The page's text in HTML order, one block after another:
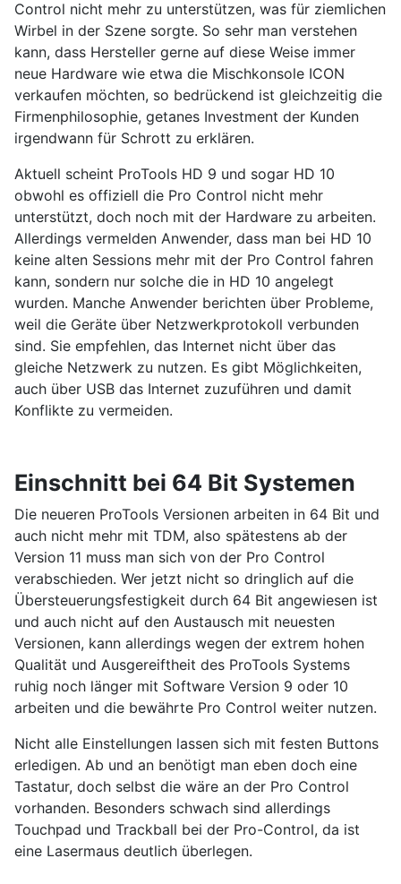
Control nicht mehr zu unterstützen, was für ziemlichen
Wirbel in der Szene sorgte. So sehr man verstehen
kann, dass Hersteller gerne auf diese Weise immer
neue Hardware wie etwa die Mischkonsole ICON
verkaufen möchten, so bedrückend ist gleichzeitig die
Firmenphilosophie, getanes Investment der Kunden
irgendwann für Schrott zu erklären.
Aktuell scheint ProTools HD 9 und sogar HD 10
obwohl es offiziell die Pro Control nicht mehr
unterstützt, doch noch mit der Hardware zu arbeiten.
Allerdings vermelden Anwender, dass man bei HD 10
keine alten Sessions mehr mit der Pro Control fahren
kann, sondern nur solche die in HD 10 angelegt
wurden. Manche Anwender berichten über Probleme,
weil die Geräte über Netzwerkprotokoll verbunden
sind. Sie empfehlen, das Internet nicht über das
gleiche Netzwerk zu nutzen. Es gibt Möglichkeiten,
auch über USB das Internet zuzuführen und damit
Konflikte zu vermeiden.
Einschnitt bei 64 Bit Systemen
Die neueren ProTools Versionen arbeiten in 64 Bit und
auch nicht mehr mit TDM, also spätestens ab der
Version 11 muss man sich von der Pro Control
verabschieden. Wer jetzt nicht so dringlich auf die
Übersteuerungsfestigkeit durch 64 Bit angewiesen ist
und auch nicht auf den Austausch mit neuesten
Versionen, kann allerdings wegen der extrem hohen
Qualität und Ausgereiftheit des ProTools Systems
ruhig noch länger mit Software Version 9 oder 10
arbeiten und die bewährte Pro Control weiter nutzen.
Nicht alle Einstellungen lassen sich mit festen Buttons
erledigen. Ab und an benötigt man eben doch eine
Tastatur, doch selbst die wäre an der Pro Control
vorhanden. Besonders schwach sind allerdings
Touchpad und Trackball bei der Pro-Control, da ist
eine Lasermaus deutlich überlegen.